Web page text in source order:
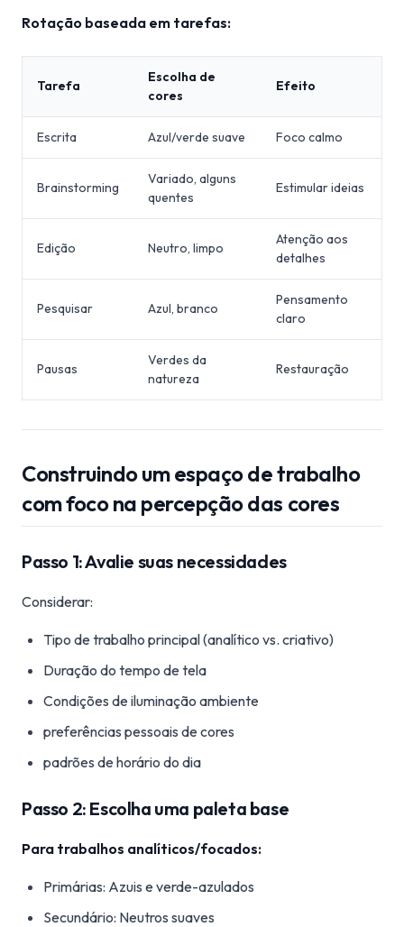
Rotação baseada em tarefas:
Tarefa
Escolha de
cores
Efeito
Escrita Azul/verde suave Foco calmo
Brainstorming
Variado, alguns
quentes
Estimular ideias
Edição Neutro, limpo
Atenção aos
detalhes
Pesquisar Azul, branco
Pensamento
claro
Pausas
Verdes da
natureza
Restauração
Construindo um espaço de trabalho
com foco na percepção das cores
Passo 1: Avalie suas necessidades
Considerar:
Tipo de trabalho principal (analítico vs. criativo)
Duração do tempo de tela
Condições de iluminação ambiente
preferências pessoais de cores
padrões de horário do dia
Passo 2: Escolha uma paleta base
Para trabalhos analíticos/focados:
Primárias: Azuis e verde-azulados
Secundário: Neutros suaves